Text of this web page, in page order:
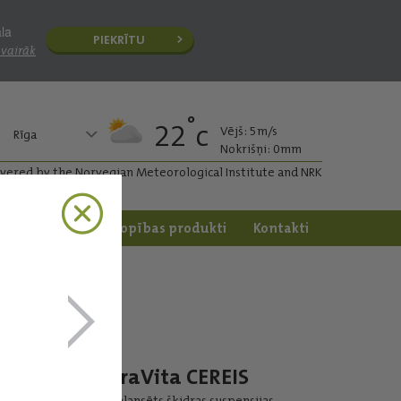
PIEKRĪTU
Rīga 22°c
Vējš: 5m/s
Nokrišņi: 0mm
by the Norvegian Meteorological Institute and NRK
Dārzkopības produkti Kontakti
YaraVita CEREIS